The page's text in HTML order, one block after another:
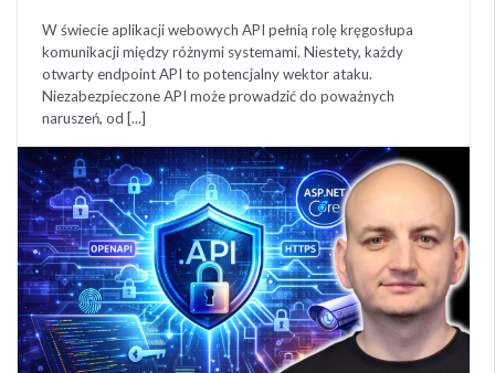
W świecie aplikacji webowych API pełnią rolę kręgosłupa
komunikacji między różnymi systemami. Niestety, każdy
otwarty endpoint API to potencjalny wektor ataku.
Niezabezpieczone API może prowadzić do poważnych
naruszeń, od [...]